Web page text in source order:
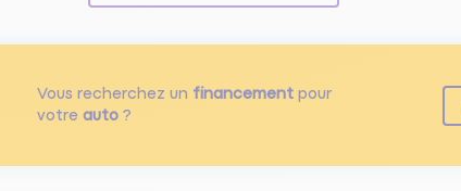
Vous recherchez un financementpour
votre auto?